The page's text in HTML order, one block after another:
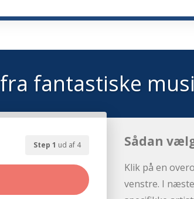
fra fantastiske
Step 1 ud af 4 Sådan
Klik på en
venstre. I